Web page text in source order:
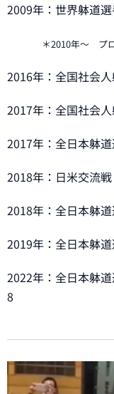
2009年：世界躰道
＊2010年～ プ
2016年：全国社会
2017年：全国社会
2017年：全日本躰
2018年：日米交流
2018年：全日本躰
2019年：全日本躰
2022年：全日本躰
8